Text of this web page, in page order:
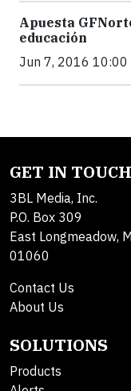
Apuesta
educación
Jun 7, 2016 10:00
GET IN TOUCH
3BL Media, Inc.
P.O. Box 309
East Longmeadow,
01060
Contact Us
About Us
SOLUTIONS
Products